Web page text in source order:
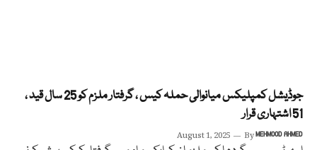
جوڈیشل کمپلیکس میانوالی حملہ کیس ، گرفتار ملزم کو 25 سال قید ،
51 اشتہاری قرار
August 1, 2025 ByMEHMOOD AHMED